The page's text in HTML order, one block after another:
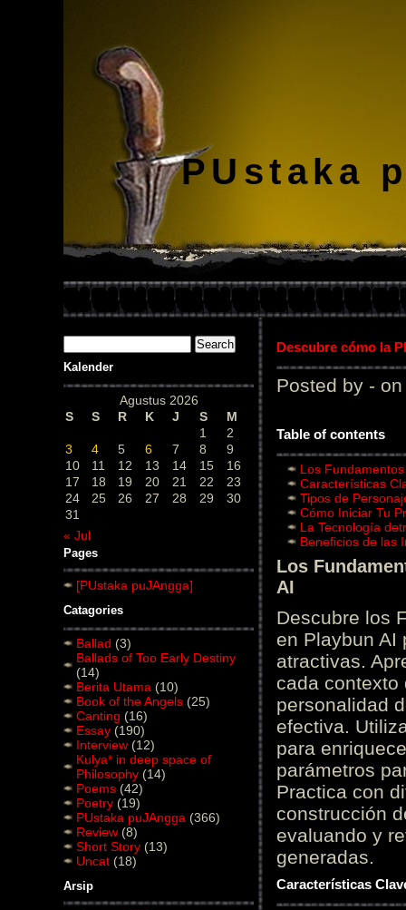
PUstaka
Kalender
Agustus 2026
S
S R K J S
M
1
2
3
4 5 6 7 8
9
10
11 12 13 14 15
16
17
18 19 20 21 22
23
24
25 26 27 28 29
30
31
« Jul
Pages
[PUstaka puJAngga]
Catagories
Ballad (3)
Ballads of Too Early Destiny
(14)
Berita Utama (10)
Book of the Angels (25)
Canting (16)
Essay (190)
Interview (12)
Kulya* in deep space of
Philosophy (14)
Poems (42)
Poetry (19)
PUstaka puJAngga (366)
Review (8)
Short Story (13)
Uncat (18)
Arsip
Descubre cómo la
Posted by - on
Table of contents
Los
Características
Tipos de
Cómo Iniciar Tu
La Tecnología
Beneficios de las
Los
AI
Descubre los
en Playbun AI
atractivas.
cada contexto
personalidad
efectiva.
para
parámetros
Practica con
construcción
evaluando y
generadas.
Características